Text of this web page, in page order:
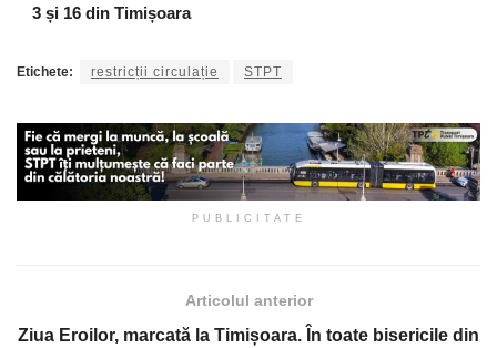
3 și 16 din Timișoara
Etichete: restricții circulație STPT
PUBLICITATE
Articolul anterior
Ziua Eroilor, marcată la Timișoara. În toate bisericile din